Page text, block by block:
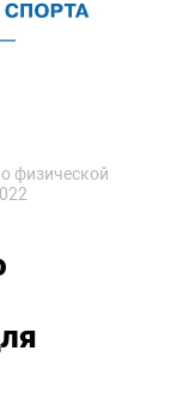
физической